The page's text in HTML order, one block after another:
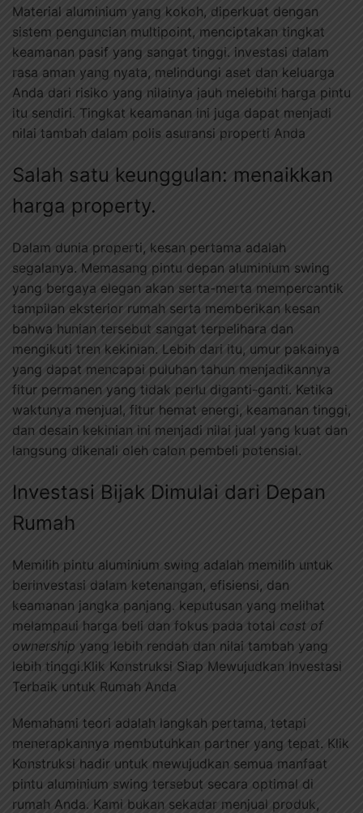
Material aluminium yang kokoh, diperkuat dengan
sistem penguncian multipoint, menciptakan tingkat
keamanan pasif yang sangat tinggi. investasi dalam
rasa aman yang nyata, melindungi aset dan keluarga
Anda dari risiko yang nilainya jauh melebihi harga pintu
itu sendiri. Tingkat keamanan ini juga dapat menjadi
nilai tambah dalam polis asuransi properti Anda
Salah satu keunggulan: menaikkan
harga property.
Dalam dunia properti, kesan pertama adalah
segalanya. Memasang pintu depan aluminium swing
yang bergaya elegan akan serta-merta mempercantik
tampilan eksterior rumah serta memberikan kesan
bahwa hunian tersebut sangat terpelihara dan
mengikuti tren kekinian. Lebih dari itu, umur pakainya
yang dapat mencapai puluhan tahun menjadikannya
fitur permanen yang tidak perlu diganti-ganti. Ketika
waktunya menjual, fitur hemat energi, keamanan tinggi,
dan desain kekinian ini menjadi nilai jual yang kuat dan
langsung dikenali oleh calon pembeli potensial.
Investasi Bijak Dimulai dari Depan
Rumah
Memilih pintu aluminium swing adalah memilih untuk
berinvestasi dalam ketenangan, efisiensi, dan
keamanan jangka panjang. keputusan yang melihat
melampaui harga beli dan fokus pada total cost of
ownership yang lebih rendah dan nilai tambah yang
lebih tinggi.Klik Konstruksi Siap Mewujudkan Investasi
Terbaik untuk Rumah Anda
Memahami teori adalah langkah pertama, tetapi
menerapkannya membutuhkan partner yang tepat. Klik
Konstruksi hadir untuk mewujudkan semua manfaat
pintu aluminium swing tersebut secara optimal di
rumah Anda. Kami bukan sekadar menjual produk,